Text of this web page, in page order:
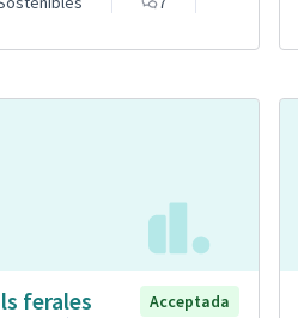
ferales
Acceptada